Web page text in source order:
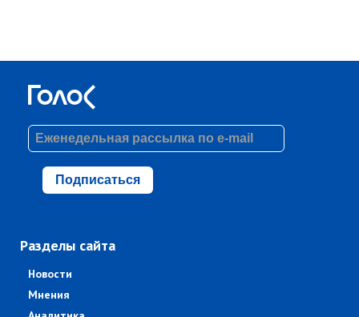
Подписаться
Разделы сайта
Новости
Мнения